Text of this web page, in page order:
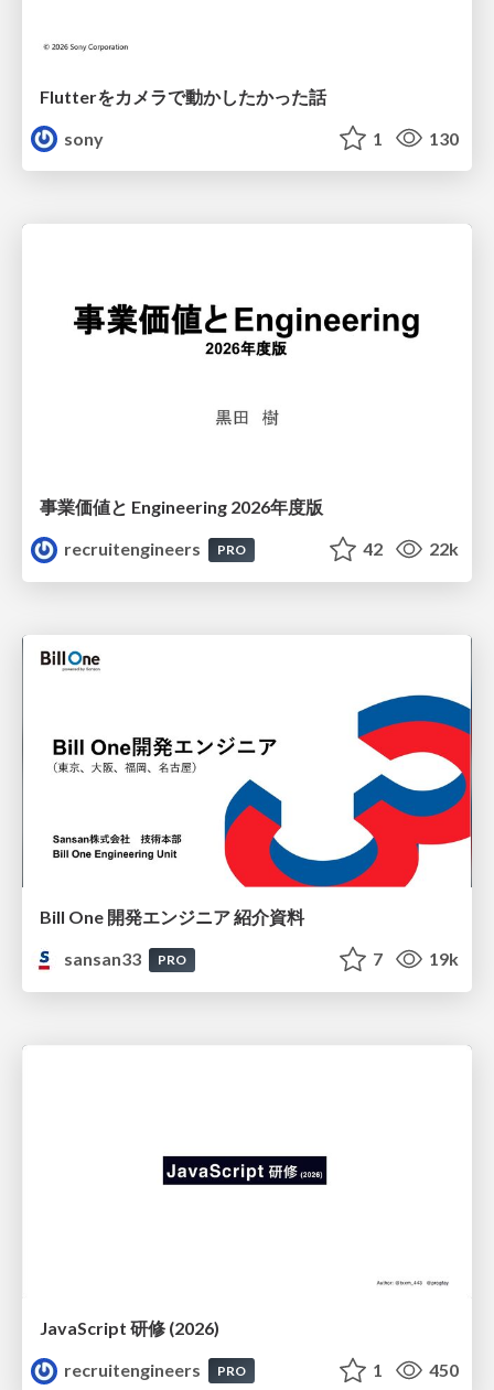
Flutterをカメラで動かしたかった話
sony
1 130
事業価値と Engineering 2026年度版
recruitengineers
PRO 42 22k
Bill One 開発エンジニア 紹介資料
sansan33
PRO 7 19k
JavaScript 研修 (2026)
recruitengineers
PRO 1 450